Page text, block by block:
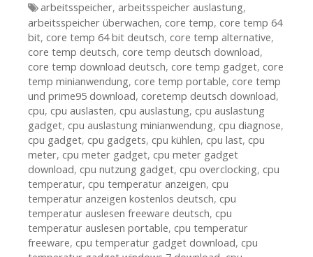
Tags
arbeitsspeicher, arbeitsspeicher auslastung,
arbeitsspeicher überwachen, core temp, core temp 64
bit, core temp 64 bit deutsch, core temp alternative,
core temp deutsch, core temp deutsch download,
core temp download deutsch, core temp gadget, core
temp minianwendung, core temp portable, core temp
und prime95 download, coretemp deutsch download,
cpu, cpu auslasten, cpu auslastung, cpu auslastung
gadget, cpu auslastung minianwendung, cpu diagnose,
cpu gadget, cpu gadgets, cpu kühlen, cpu last, cpu
meter, cpu meter gadget, cpu meter gadget
download, cpu nutzung gadget, cpu overclocking, cpu
temperatur, cpu temperatur anzeigen, cpu
temperatur anzeigen kostenlos deutsch, cpu
temperatur auslesen freeware deutsch, cpu
temperatur auslesen portable, cpu temperatur
freeware, cpu temperatur gadget download, cpu